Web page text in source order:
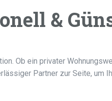
&
Ob ein privater
Partner zur Seite, um